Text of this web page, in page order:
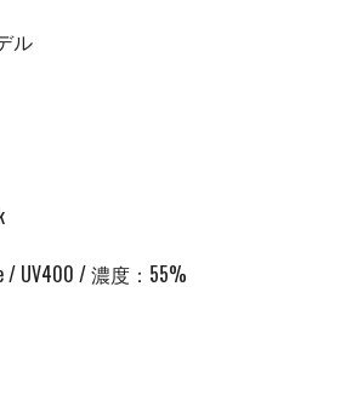
ル
/ UV400 / 濃度：55%